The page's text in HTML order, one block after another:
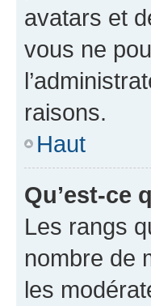
avatars et
vous ne
raisons.
Haut
Qu’est-ce
Les rangs
nombre de
les